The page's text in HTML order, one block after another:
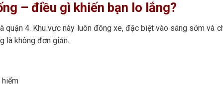
– điều gì khiến bạn lo lắng?
quận 4. Khu vực này luôn đông xe, đặc biệt vào sáng sớm và
là không đơn giản.